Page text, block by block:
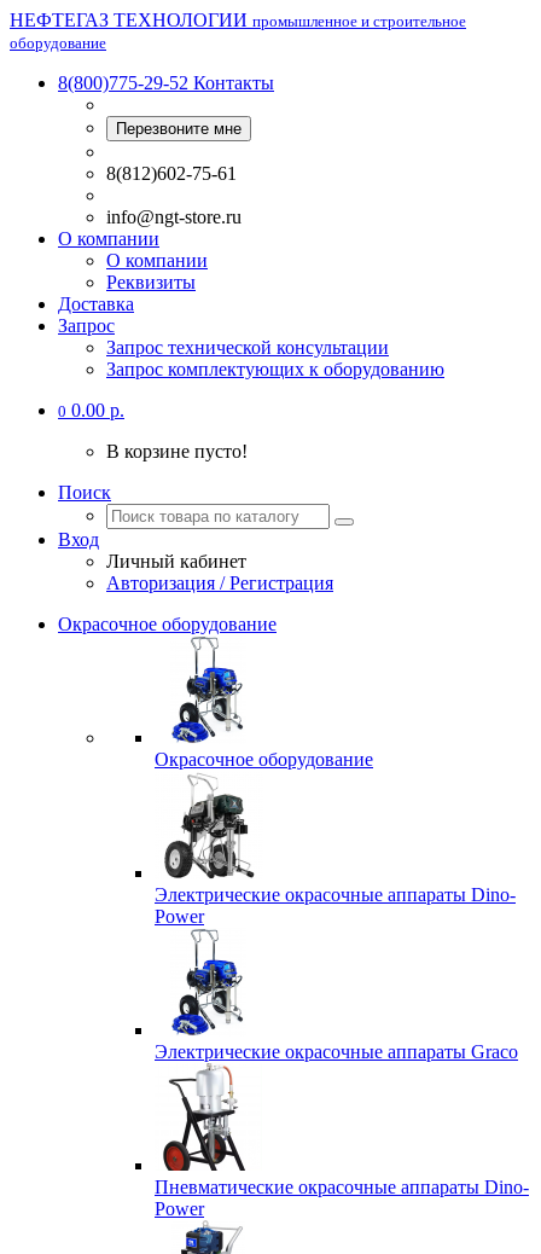
НЕФТЕГАЗ ТЕХНОЛОГИИ промышленное и строительное
оборудование
8(800)775-29-52 Контакты
Перезвоните мне
8(812)602-75-61
info@ngt-store.ru
О компании
О компании
Реквизиты
Доставка
Запрос
Запрос технической консультации
Запрос комплектующих к оборудованию
0 0.00 р.
В корзине пусто!
Поиск
Вход
Личный кабинет
Авторизация / Регистрация
Окрасочное оборудование
Окрасочное оборудование
Электрические окрасочные аппараты Dino-
Power
Электрические окрасочные аппараты Graco
Пневматические окрасочные аппараты Dino-
Power